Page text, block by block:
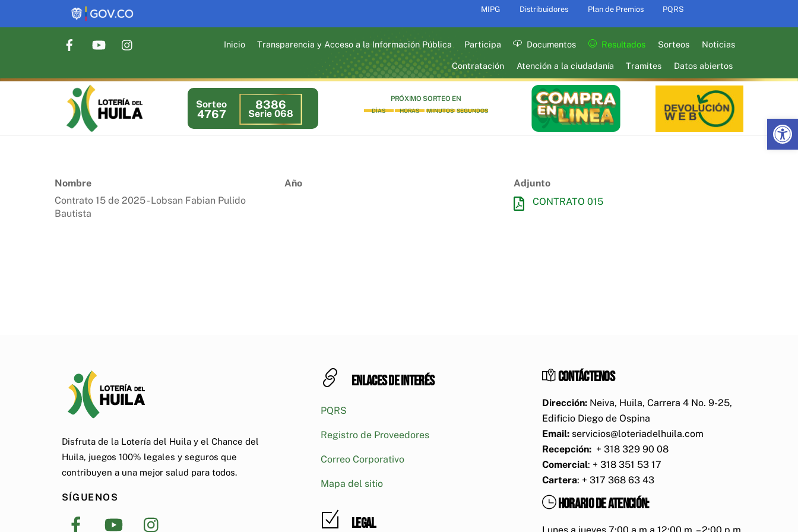
Abrir barra de herramientas
MIPG Distribuidores Plan de Premios PQRS
Inicio Transparencia y Acceso a la Información Pública Participa Documentos Resultados Sorteos Noticias
Contratación Atención a la ciudadanía Tramites Datos abiertos
Sorteo
4767
8386
Serie 068
PRÓXIMO SORTEO EN
DÌAS HORAS MINUTOS SEGUNDOS
Nombre
Contrato 15 de 2025 - Lobsan Fabian Pulido
Bautista
Año
Adjunto
CONTRATO 015
Disfruta de la Lotería del Huila y el Chance del
Huila, juegos 100% legales y seguros que
contribuyen a una mejor salud para todos.
SÍGUENOS
Enlaces de interés
PQRS
Registro de Proveedores
Correo Corporativo
Mapa del sitio
Legal
Contáctenos
Dirección: Neiva, Huila, Carrera 4 No. 9-25,
Edificio Diego de Ospina
Email: servicios@loteriadelhuila.com
Recepción: + 318 329 90 08
Comercial: + 318 351 53 17
Cartera: + 317 368 63 43
Horario de atención: